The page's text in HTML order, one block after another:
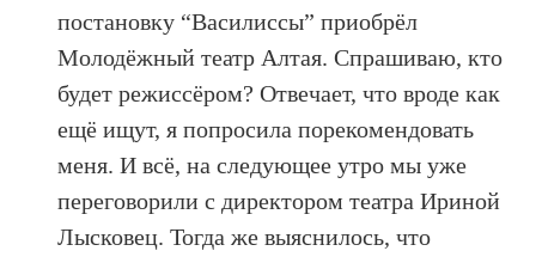
постановку “Василиссы” приобрёл
Молодёжный театр Алтая. Спрашиваю, кто
будет режиссёром? Отвечает, что вроде как
ещё ищут, я попросила порекомендовать
меня. И всё, на следующее утро мы уже
переговорили с директором театра Ириной
Лысковец. Тогда же выяснилось, что